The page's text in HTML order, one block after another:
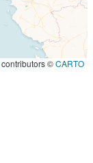
contributors ©CARTO